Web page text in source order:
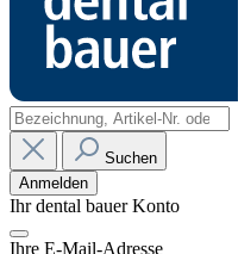
Suchen
Anmelden
Ihr dental bauer Konto
Ihre E-Mail-Adresse